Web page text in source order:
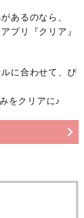
あるのなら、
プリ『クリア』
に合わせて、ぴ
をクリアに♪